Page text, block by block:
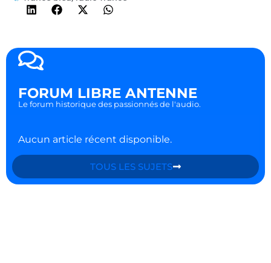
FORUM LIBRE ANTENNE
Le forum historique des passionnés de l'audio.
Aucun article récent disponible.
TOUS LES SUJETS